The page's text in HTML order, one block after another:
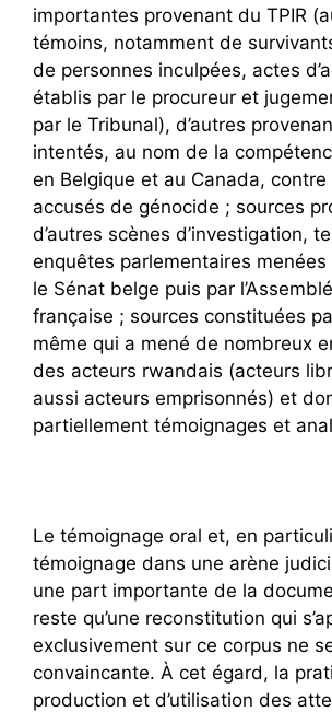
importantes provenant du TPIR
témoins, notamment de
de personnes inculpées, actes
établis par le procureur et
par le Tribunal), d’autres
intentés, au nom de la
en Belgique et au Canada,
accusés de génocide ; sources
d’autres scènes d’investigation,
enquêtes parlementaires menées
le Sénat belge puis par
française ; sources constituées
même qui a mené de nombreux
des acteurs rwandais (acteurs
aussi acteurs emprisonnés) et
partiellement témoignages et
Le témoignage oral et, en
témoignage dans une arène
une part importante de la
reste qu’une reconstitution qui
exclusivement sur ce corpus ne
convaincante. À cet égard, la
production et d’utilisation des